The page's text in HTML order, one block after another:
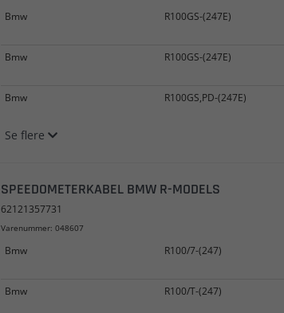
Bmw R100GS-(247E)
Bmw
R100GS-(247E)
Bmw
R100GS,PD-(247E)
Se flere
SPEEDOMETERKABEL BMW R-MODELS
62121357731
Varenummer: 048607
Bmw R100/7-(247)
Bmw
R100/T-(247)